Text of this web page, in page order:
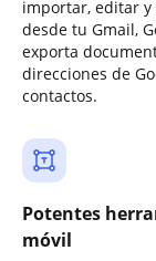
importar, editar
desde tu Gmail,
exporta
direcciones de
contactos.
Potentes
móvil